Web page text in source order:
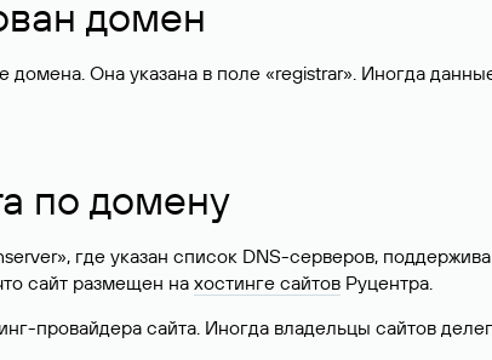
домен
Она указана в поле «registrar». Иногда
по домену
где указан список DNS-серверов,
сайт размещен на хостинге сайтов Руцентра.
провайдера сайта. Иногда владельцы сайтов